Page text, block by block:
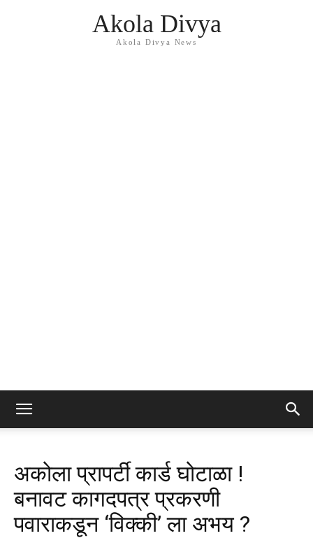
Akola Divya
Akola Divya News
अकोला प्रापर्टी कार्ड घोटाळा !
बनावट कागदपत्र प्रकरणी
पवाराकडून ‘विक्की’ ला अभय ?